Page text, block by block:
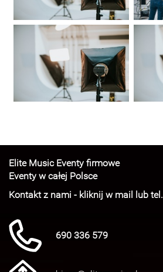
Elite Music Eventy firmowe
Eventy w całej Polsce
Kontakt z nami - kliknij w mail lub tel.
690 336 579